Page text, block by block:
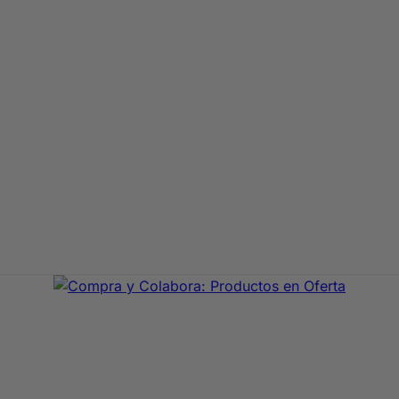
de primeras marcas. En Compra y Colabora